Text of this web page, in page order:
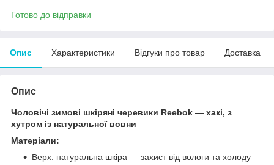
Готово до відправки
Опис Характеристики Відгуки про товар Доставка
Опис
Чоловічі зимові шкіряні черевики Reebok — хакі, з
хутром із натуральної вовни
Матеріали:
Верх: натуральна шкіра — захист від вологи та холоду